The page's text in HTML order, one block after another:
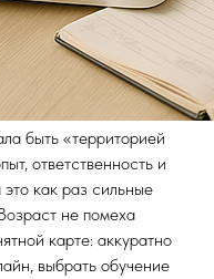
быть «территорией
ответственность и
как раз сильные
не помеха
карте: аккуратно
выбрать обучение